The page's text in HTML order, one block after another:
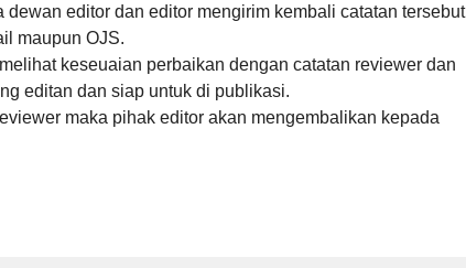
editor dan editor mengirim kembali catatan tersebut
maupun OJS.
keseuaian perbaikan dengan catatan reviewer dan
editan dan siap untuk di publikasi.
maka pihak editor akan mengembalikan kepada